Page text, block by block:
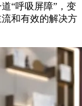
“呼吸屏障”，变
和有效的解决方